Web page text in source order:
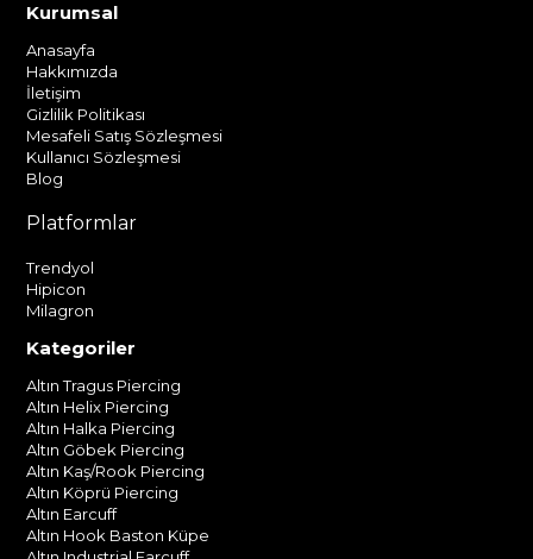
Kurumsal
Anasayfa
Hakkımızda
İletişim
Gizlilik Politikası
Mesafeli Satış Sözleşmesi
Kullanıcı Sözleşmesi
Blog
Platformlar
Trendyol
Hipicon
Milagron
Kategoriler
Altın Tragus Piercing
Altın Helix Piercing
Altın Halka Piercing
Altın Göbek Piercing
Altın Kaş/Rook Piercing
Altın Köprü Piercing
Altın Earcuff
Altın Hook Baston Küpe